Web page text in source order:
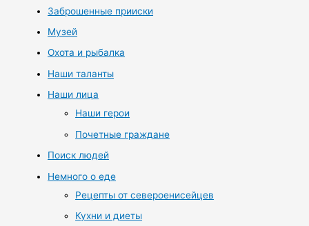
Заброшенные прииски
Музей
Охота и рыбалка
Наши таланты
Наши лица
Наши герои
Почетные граждане
Поиск людей
Немного о еде
Рецепты от североенисейцев
Кухни и диеты